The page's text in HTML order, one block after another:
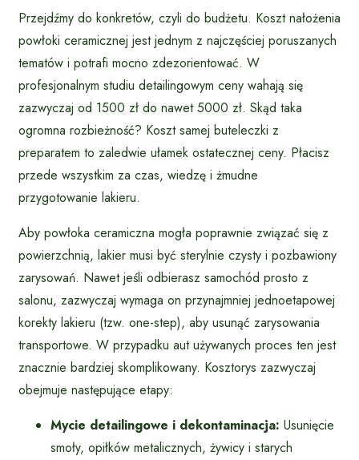
Przejdźmy do konkretów, czyli do budżetu. Koszt nałożenia
powłoki ceramicznej jest jednym z najczęściej poruszanych
tematów i potrafi mocno zdezorientować. W
profesjonalnym studiu detailingowym ceny wahają się
zazwyczaj od 1500 zł do nawet 5000 zł. Skąd taka
ogromna rozbieżność? Koszt samej buteleczki z
preparatem to zaledwie ułamek ostatecznej ceny. Płacisz
przede wszystkim za czas, wiedzę i żmudne
przygotowanie lakieru.
Aby powłoka ceramiczna mogła poprawnie związać się z
powierzchnią, lakier musi być sterylnie czysty i pozbawiony
zarysowań. Nawet jeśli odbierasz samochód prosto z
salonu, zazwyczaj wymaga on przynajmniej jednoetapowej
korekty lakieru (tzw. one-step), aby usunąć zarysowania
transportowe. W przypadku aut używanych proces ten jest
znacznie bardziej skomplikowany. Kosztorys zazwyczaj
obejmuje następujące etapy:
Mycie detailingowe i dekontaminacja: Usunięcie
smoły, opiłków metalicznych, żywicy i starych